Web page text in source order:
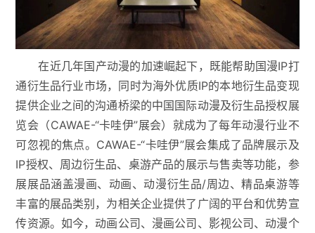
在近几年国产动漫的加速崛起下，既能帮助国漫IP打
通衍生品行业市场，同时为海外优质IP的本地衍生品变现
提供企业之间的沟通桥梁的中国国际动漫及衍生品授权展
览会（CAWAE-“卡哇伊”展会）就成为了每年动漫行业不
可忽视的焦点。CAWAE-“卡哇伊”展会集成了品牌展示及
IP授权、周边衍生品、桌游产品的展示与售卖等功能，参
展展品涵盖漫画、动画、动漫衍生品/周边、精品桌游等
丰富的展品类别，为相关企业提供了广阔的平台和优势宣
传资源。如今，动画公司、漫画公司、影视公司、动漫个